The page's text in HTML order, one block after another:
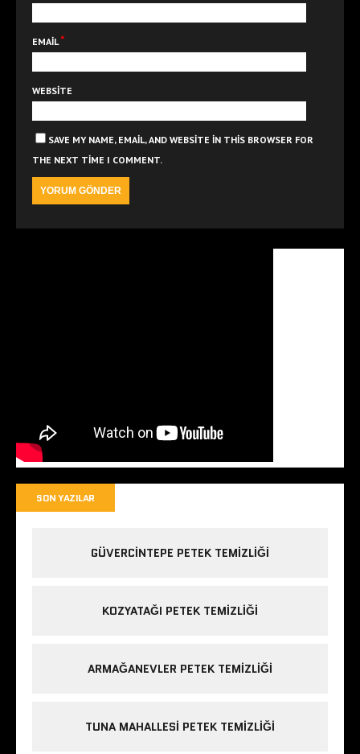
EMAIL*
WEBSITE
SAVE MY NAME, EMAIL, AND WEBSITE IN THIS BROWSER FOR
THE NEXT TIME I COMMENT.
SON YAZILAR
GÜVERCINTEPE PETEK TEMIZLIĞI
KOZYATAĞI PETEK TEMIZLIĞI
ARMAĞANEVLER PETEK TEMIZLIĞI
TUNA MAHALLESI PETEK TEMIZLIĞI